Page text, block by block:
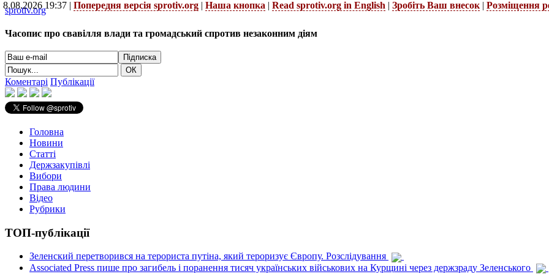
8.08.2026 19:37 | Попередня версія sprotiv.org | Наша кнопка | Read sprotiv.org in English | Зробіть Ваш внесок | Розміщення
sprotiv.org
Часопис про свавілля влади та громадський спротив незаконним діям
Коментарі Публікації
Головна
Новини
Статті
Держзакупівлі
Вибори
Права людини
Відео
Рубрики
ТОП-публікації
Зеленский перетворився на терориста путіна, який тероризує Європу. Розслідування
Associated Press пише про загибель і поранення тисяч українських військових на Курщині через держзраду Зеленського